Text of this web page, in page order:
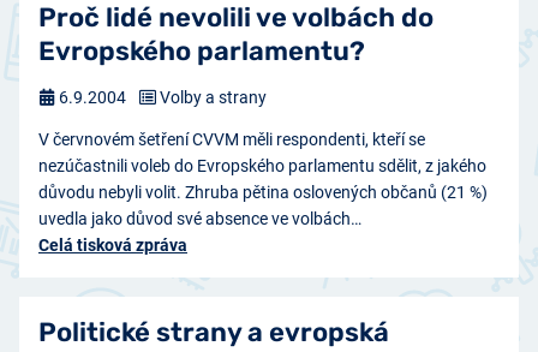
Proč lidé nevolili ve volbách do
Evropského parlamentu?
V červnovém šetření CVVM měli respondenti, kteří se
nezúčastnili voleb do Evropského parlamentu sdělit, z jakého
důvodu nebyli volit. Zhruba pětina oslovených občanů (21 %)
uvedla jako důvod své absence ve volbách…
Celá tisková zpráva
6.9.2004 Volby a strany
Politické strany a evropská